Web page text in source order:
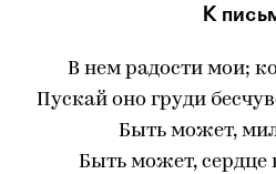
К
В нем радости мои;
Пускай оно груди
Быть может,
Быть может, сердце